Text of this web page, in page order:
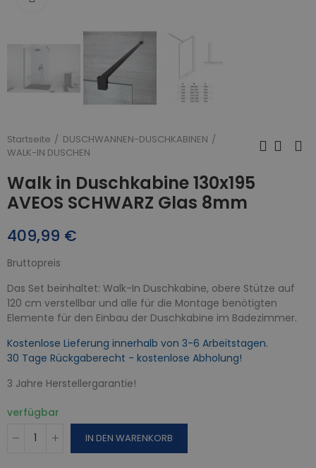
Startseite
DUSCHWANNEN-DUSCHKABINEN
WALK-IN DUSCHEN
Walk in Duschkabine 130x195
AVEOS SCHWARZ Glas 8mm
409,99 €
Bruttopreis
Das Set beinhaltet: Walk-In Duschkabine, obere Stütze auf
120 cm verstellbar und alle für die Montage benötigten
Elemente für den Einbau der Duschkabine im Badezimmer.
Kostenlose Lieferung innerhalb von 3-6 Arbeitstagen.
30 Tage Rückgaberecht - kostenlose Abholung!
3 Jahre Herstellergarantie!
verfügbar
IN DEN WARENKORB